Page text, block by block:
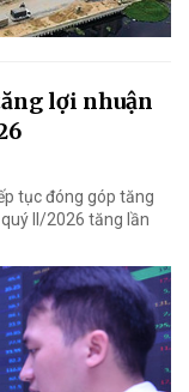
lợi nhuận
tục đóng góp tăng
II/2026 tăng lần